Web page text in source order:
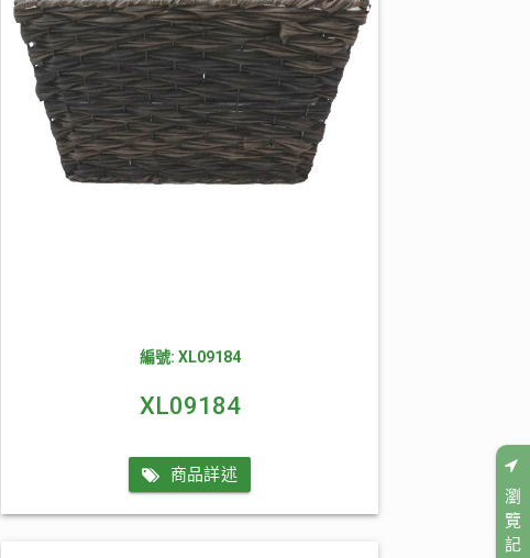
編號: XL09184
XL09184
商品詳述
瀏
覽
記